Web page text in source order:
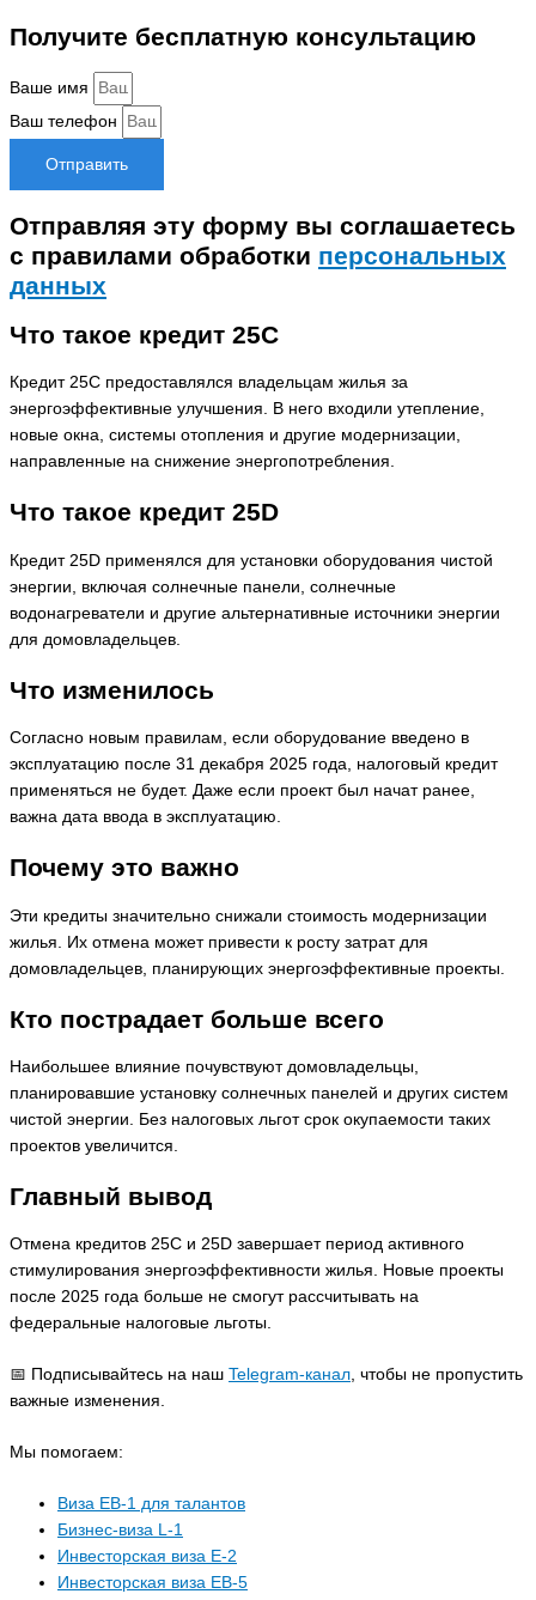
Получите бесплатную консультацию
Ваше имя
Ваш телефон
Отправить
Отправляя эту форму вы соглашаетесь
с правилами обработки персональных
данных
Что такое кредит 25C
Кредит 25C предоставлялся владельцам жилья за
энергоэффективные улучшения. В него входили утепление,
новые окна, системы отопления и другие модернизации,
направленные на снижение энергопотребления.
Что такое кредит 25D
Кредит 25D применялся для установки оборудования чистой
энергии, включая солнечные панели, солнечные
водонагреватели и другие альтернативные источники энергии
для домовладельцев.
Что изменилось
Согласно новым правилам, если оборудование введено в
эксплуатацию после 31 декабря 2025 года, налоговый кредит
применяться не будет. Даже если проект был начат ранее,
важна дата ввода в эксплуатацию.
Почему это важно
Эти кредиты значительно снижали стоимость модернизации
жилья. Их отмена может привести к росту затрат для
домовладельцев, планирующих энергоэффективные проекты.
Кто пострадает больше всего
Наибольшее влияние почувствуют домовладельцы,
планировавшие установку солнечных панелей и других систем
чистой энергии. Без налоговых льгот срок окупаемости таких
проектов увеличится.
Главный вывод
Отмена кредитов 25C и 25D завершает период активного
стимулирования энергоэффективности жилья. Новые проекты
после 2025 года больше не смогут рассчитывать на
федеральные налоговые льготы.
📅 Подписывайтесь на наш Telegram-канал, чтобы не пропустить
важные изменения.
Мы помогаем:
Виза EB-1 для талантов
Бизнес-виза L-1
Инвесторская виза E-2
Инвесторская виза EB-5